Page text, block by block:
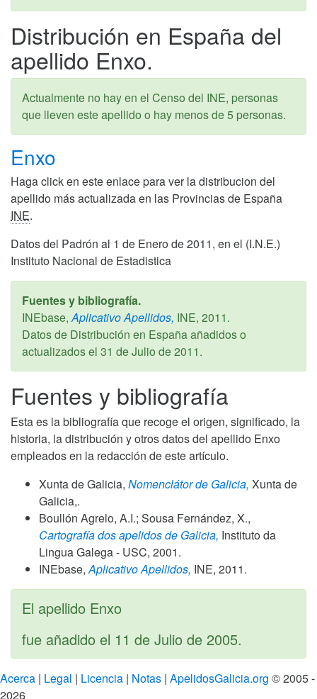
Distribución en España del
apellido Enxo.
Actualmente no hay en el Censo del INE, personas
que lleven este apellido o hay menos de 5 personas.
Enxo
Haga click en este enlace para ver la distribucion del
apellido más actualizada en las Provincias de España
INE.
Datos del Padrón al 1 de Enero de 2011, en el (I.N.E.)
Instituto Nacional de Estadistica
Fuentes y bibliografía.
INEbase,Aplicativo Apellidos, INE, 2011.
Datos de Distribución en España añadidos o
actualizados el 31 de Julio de 2011.
Fuentes y bibliografía
Esta es la bibliografía que recoge el origen, significado, la
historia, la distribución y otros datos del apellido Enxo
empleados en la redacción de este artículo.
Xunta de Galicia, Nomenclátor de Galicia, Xunta de
Galicia,.
Boullón Agrelo, A.I.; Sousa Fernández, X.,
Cartografía dos apelidos de Galicia, Instituto da
Lingua Galega - USC, 2001.
INEbase,Aplicativo Apellidos, INE, 2011.
El apellido Enxo
fue añadido el 11 de Julio de 2005.
Acerca | Legal | Licencia | Notas | ApelidosGalicia.org © 2005 -
2026